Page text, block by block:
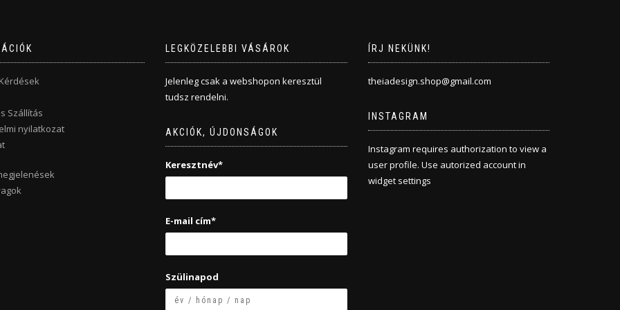
Szállítás
nyilatkozat
LEGKÖZELEBBI VÁSÁROK
Jelenleg csak a webshopon keresztül
tudsz rendelni.
AKCIÓK, ÚJDONSÁGOK
Keresztnév*
E-mail cím*
Szülinapod
ÍRJ NEKÜNK!
theiadesign.shop@gmail.com
INSTAGRAM
Instagram requires authorization to view a
user profile. Use autorized account in
widget settings